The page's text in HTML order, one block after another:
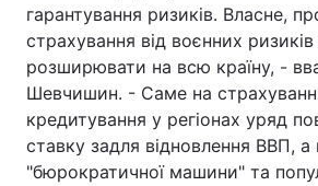
гарантування ризиків. Власне,
страхування від воєнних ризиків
розширювати на всю країну, -
Шевчишин. - Саме на
кредитування у регіонах уряд
ставку задля відновлення ВВП, а
"бюрократичної машини" та